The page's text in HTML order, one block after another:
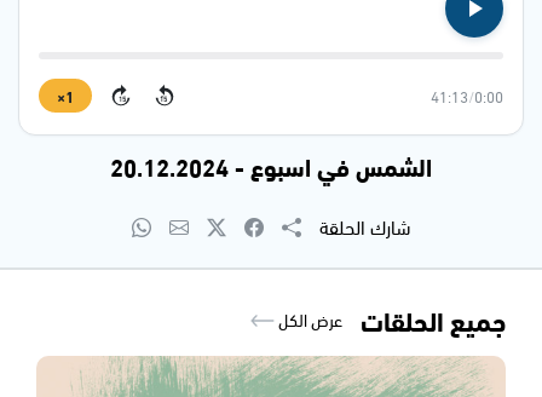
0:00
/
41:13
15
15
1×
الشمس في اسبوع - 20.12.2024
شارك الحلقة
جميع الحلقات عرض الكل